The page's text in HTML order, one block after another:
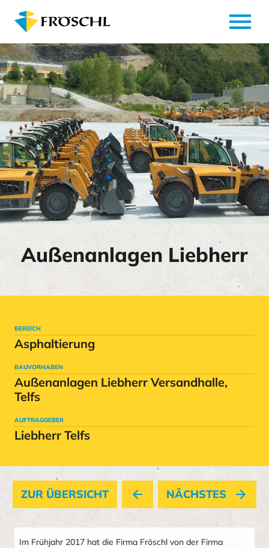
menu
Außenanlagen Liebherr
BEREICH
Asphaltierung
BAUVORHABEN
Außenanlagen Liebherr Versandhalle,
Telfs
AUFTRAGGEBER
Liebherr Telfs
ZUR ÜBERSICHT arrow_back NÄCHSTES arrow_forward
Im Frühjahr 2017 hat die Firma Fröschl von der Firma